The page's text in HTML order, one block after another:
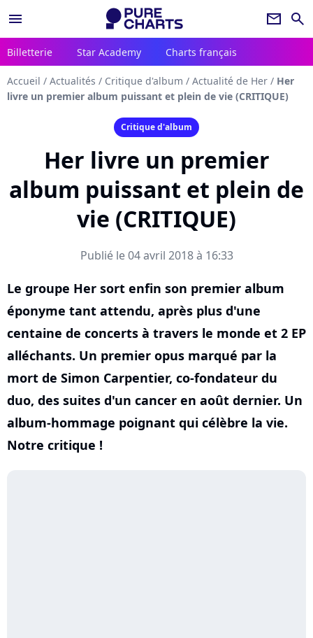
menu newsletter search
Billetterie Star Academy Charts français
Accueil / Actualités / Critique d'album / Actualité de Her / Her
livre un premier album puissant et plein de vie (CRITIQUE)
Critique d'album
Her livre un premier
album puissant et plein de
vie (CRITIQUE)
Publié le 04 avril 2018 à 16:33
Le groupe Her sort enfin son premier album
éponyme tant attendu, après plus d'une
centaine de concerts à travers le monde et 2 EP
alléchants. Un premier opus marqué par la
mort de Simon Carpentier, co-fondateur du
duo, des suites d'un cancer en août dernier. Un
album-hommage poignant qui célèbre la vie.
Notre critique !